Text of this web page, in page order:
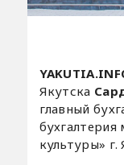
Якутска
главный
культуры» г.